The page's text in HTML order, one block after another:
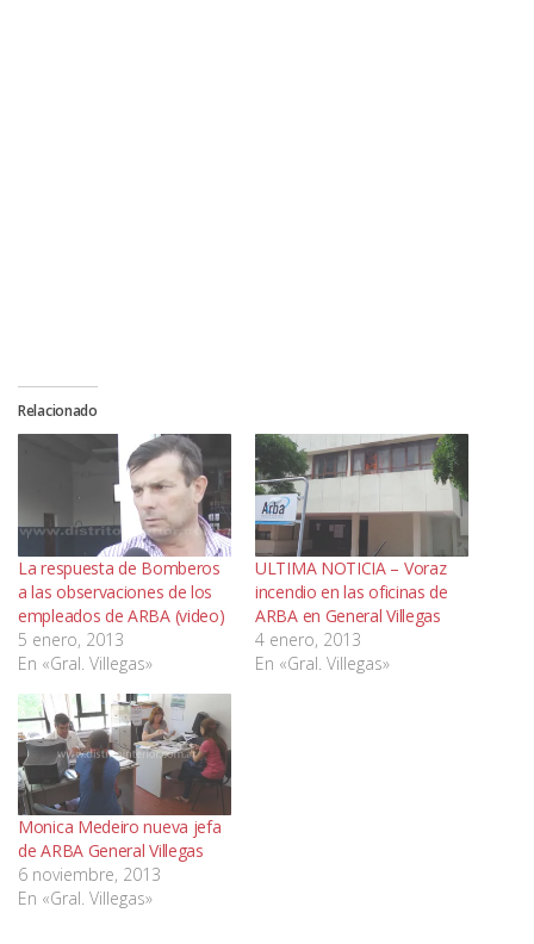
Relacionado
La respuesta de Bomberos
a las observaciones de los
empleados de ARBA (video)
5 enero, 2013
En «Gral. Villegas»
ULTIMA NOTICIA – Voraz
incendio en las oficinas de
ARBA en General Villegas
4 enero, 2013
En «Gral. Villegas»
Monica Medeiro nueva jefa
de ARBA General Villegas
6 noviembre, 2013
En «Gral. Villegas»